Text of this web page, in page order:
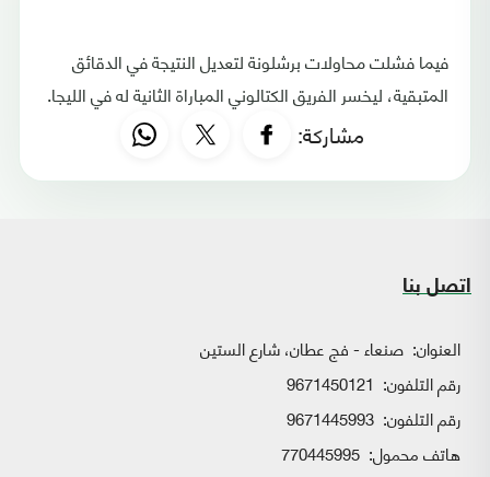
فيما فشلت محاولات برشلونة لتعديل النتيجة في الدقائق
المتبقية، ليخسر الفريق الكتالوني المباراة الثانية له في الليجا.
مشاركة:
اتصل بنا
العنوان: صنعاء - فج عطان، شارع الستين
رقم التلفون: 9671450121
رقم التلفون: 9671445993
هاتف محمول: 770445995